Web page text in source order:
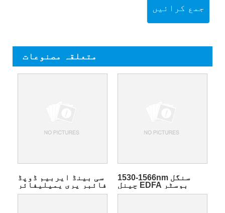
جمع کرائیں
متعلقہ مصنوعات
سی بینڈ ایربیم ڈوپڈ
فائبر پری یمپلیفائر
ماڈیول
1530-1566nm سنگل
چینل EDFA بوسٹر
ایمپلیفائر ماڈیول